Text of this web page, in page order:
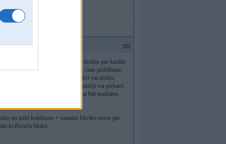
#90
vai nemainīt preventīvi tās detaļas par kurām
20k km ar jauno ķēdi un sāksies citas problēmas.
kādu iepriekš nenomainītu blīvi vai detaļu.
- ja kaut kur dziļāk ierocies dzinējā vai piekarē,
kosmosu un drīz varētu tāpat būt maināms.
un iztīri kolektoru + samaini blīvītes nevis pēc
kvēlsveču bloku.